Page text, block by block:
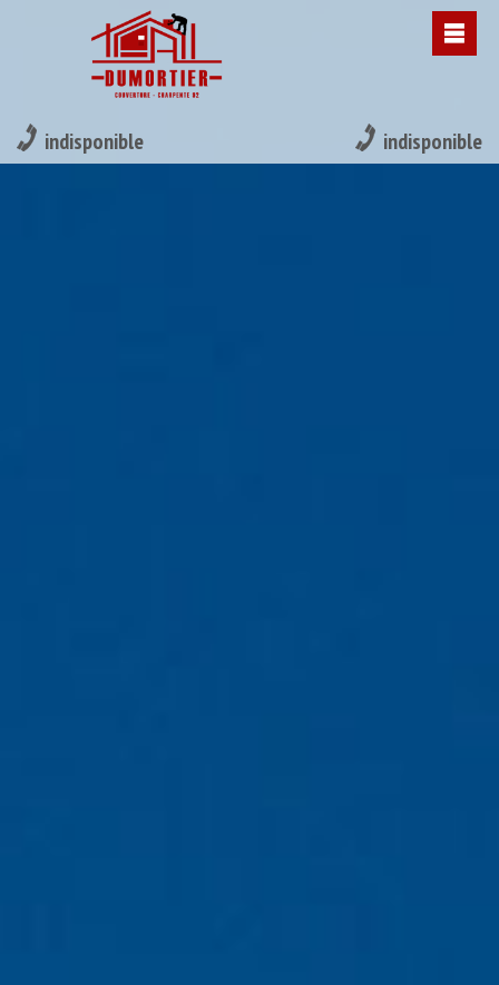
indisponible indisponible